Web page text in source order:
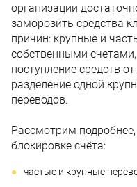
организации
заморозить средства
причин: крупные и
собственными
поступление средств
разделение одной
переводов.
Рассмотрим
блокировке счёта:
частые и крупные